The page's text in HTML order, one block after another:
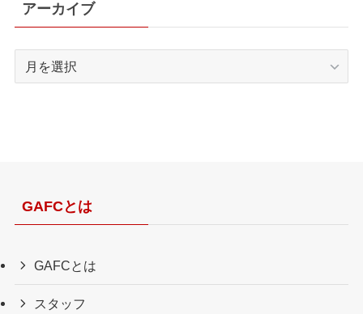
アーカイブ
GAFCとは
GAFCとは
スタッフ